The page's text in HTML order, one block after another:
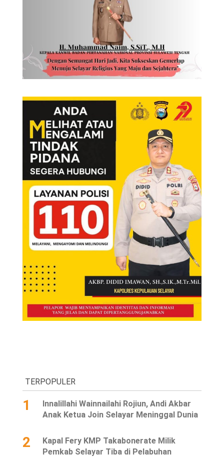
TERPOPULER
1
Innalillahi Wainnailahi Rojiun, Andi Akbar
Anak Ketua Join Selayar Meninggal Dunia
2
Kapal Fery KMP Takabonerate Milik
Pemkab Selayar Tiba di Pelabuhan